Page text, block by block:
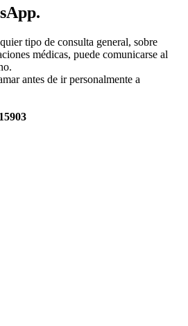
tipo de consulta general, sobre
médicas, puede comunicarse al
antes de ir personalmente a